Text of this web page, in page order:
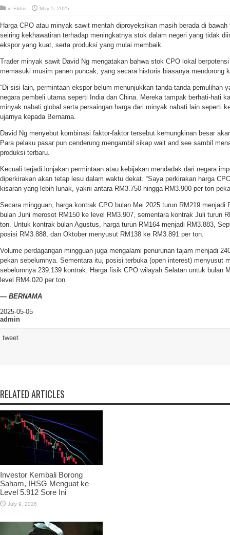
in Ekbis May 5, 2025
Harga CPO atau minyak sawit mentah diproyeksikan masih berada di
seiring kekhawatiran terhadap meningkatnya stok dalam negeri yang tidak
ekspor yang kuat, serta produksi yang mulai membaik.
Trader minyak sawit David Ng mengatakan bahwa stok CPO lokal
memasuki musim panen puncak, yang secara historis biasanya mendorong
“Di sisi lain, permintaan ekspor belum menunjukkan tanda-tanda pemulihan
negara pembeli utama seperti India dan China. Mereka tampak berhati-hati
minyak nabati global serta persaingan harga dari minyak nabati lain seperti
ujarnya kepada Bernama.
David Ng menyebut kombinasi faktor-faktor tersebut kemungkinan besar
Para pelaku pasar pun cenderung mengambil sikap wait and see sambil
produksi terbaru.
Kecuali terjadi lonjakan permintaan atau kebijakan mendadak dari negara
diperkirakan akan tetap lesu dalam waktu dekat. “Saya perkirakan harga
kisaran yang lebih lunak, yakni antara RM3.750 hingga RM3.900 per ton
Secara mingguan, harga kontrak CPO bulan Mei 2025 turun RM219 menjadi
bulan Juni merosot RM150 ke level RM3.907, sementara kontrak Juli turun
ton. Untuk kontrak bulan Agustus, harga turun RM164 menjadi RM3.883,
posisi RM3.888, dan Oktober menyusut RM138 ke RM3.891 per ton.
Volume perdagangan mingguan juga mengalami penurunan tajam menjadi
pekan sebelumnya. Sementara itu, posisi terbuka (open interest) menyusut
sebelumnya 239.139 kontrak. Harga fisik CPO wilayah Selatan untuk bulan
level RM4.020 per ton.
— BERNAMA
2025-05-05
admin
tweet
RELATED ARTICLES
Investor Kembali Borong
Saham, IHSG Menguat ke
Level 5.912 Sore Ini
July 9, 2026